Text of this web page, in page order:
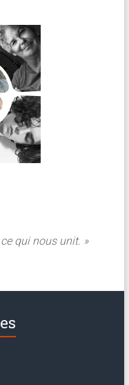
qui nous unit. »